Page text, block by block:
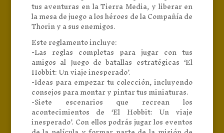
tus aventuras en la Tierra Media, y liberar en
la mesa de juego a los héroes de la Compañía de
Thorin y a sus enemigos.
Este reglamento incluye:
-Las reglas completas para jugar con tus
amigos al Juego de batallas estratégicas ‘El
Hobbit: Un viaje inesperado’.
-Ideas para empezar tu colección, incluyendo
consejos para montar y pintar tus miniaturas.
-Siete escenarios que recrean los
acontecimientos de ‘El Hobbit: Un viaje
inesperado’. Con ellos podrás jugar los eventos